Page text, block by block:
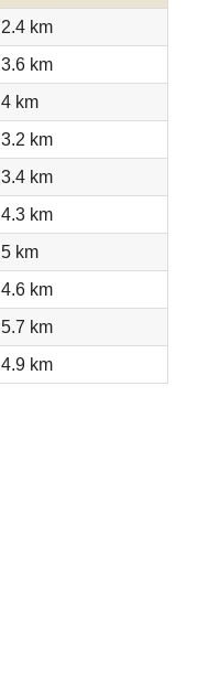
2.4 km
3.6 km
4 km
3.2 km
3.4 km
4.3 km
5 km
4.6 km
5.7 km
4.9 km